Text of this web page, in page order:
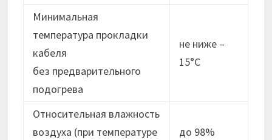
Минимальная
температура прокладки
кабеля
без предварительного
подогрева
не ниже –
15°C
Относительная влажность
воздуха (при температуре
до 98%